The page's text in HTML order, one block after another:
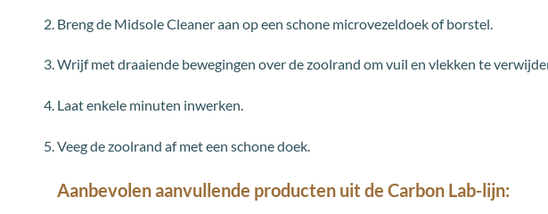
Breng de Midsole Cleaner aan op een schone microvezeldoek of borstel.
Wrijf met draaiende bewegingen over de zoolrand om vuil en vlekken te
Laat enkele minuten inwerken.
Veeg de zoolrand af met een schone doek.
Aanbevolen aanvullende producten uit de Carbon Lab-lijn: